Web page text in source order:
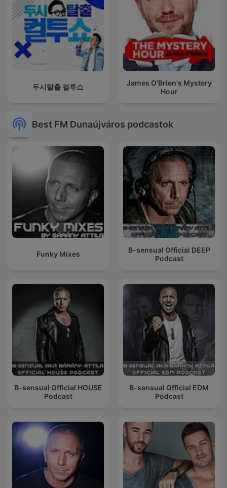
두시탈출 컬투쇼
James O'Brien's Mystery
Hour
Best FM Dunaújváros podcastok
Funky Mixes
B-sensual Official DEEP
Podcast
B-sensual Official HOUSE
Podcast
B-sensual Official EDM
Podcast